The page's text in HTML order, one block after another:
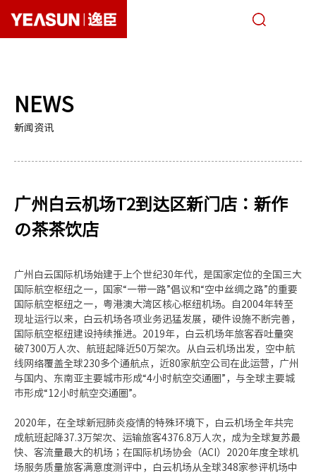
NEWS
新闻资讯
广州白云机场T2到达区新门店：新作
の茶茶饮店
广州白云国际机场始建于上个世纪30年代，是国家定位的全国三大
国际航空枢纽之一，国家“一带一路”倡议和“空中丝绸之路”的重要
国际航空枢纽之一，粤港澳大湾区核心枢纽机场。自 2004年转至
现址运行以来，白云机场各项业务迅猛发展，硬件设施不断完善，
国际航空枢纽建设持续推进。 2019年，白云机场年旅客吞吐量突
破 7300 万人次、航班起降近50 万架次。从白云机场出发，空中航
线网络覆盖全球230多个通航点，近80家航空公司在此运营，广州
与国内、东南亚主要城市形成“4小时航空交通圈”，与全球主要城
市形成“ 12小时航空交通圈”。
2020年，在全球新冠肺炎疫情的特殊环境下，白云机场全年共完
成航班起降37.3 万架次、运输旅客4376.8 万人次，成为全球复苏最
快、客流量最大的机场；在国际机场协会（ACI ） 2020年度全球机
场服务质量旅客满意度测评中，白云机场从全球348家参评机场中
商务合作
新闻媒体
人才招聘
联系我们